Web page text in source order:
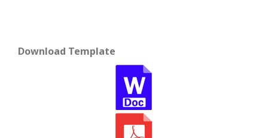
Download Template